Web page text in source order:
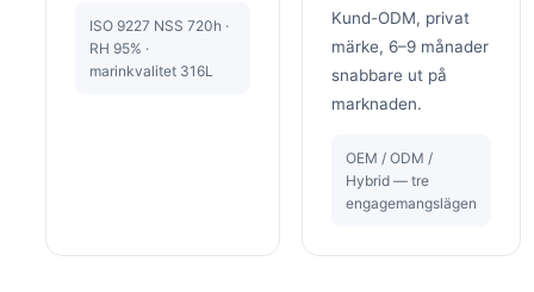
ISO 9227 NSS 720h ·
RH 95% ·
marinkvalitet 316L
Kund-ODM, privat
märke, 6–9 månader
snabbare ut på
marknaden.
OEM / ODM /
Hybrid — tre
engagemangslägen